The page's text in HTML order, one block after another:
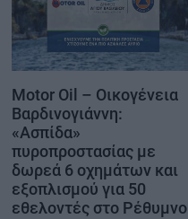
Motor Oil – Οικογένεια
Βαρδινογιάννη:
«Ασπίδα»
πυροπροστασίας με
δωρεά 6 οχημάτων και
εξοπλισμού για 50
εθελοντές στο Ρέθυμνο